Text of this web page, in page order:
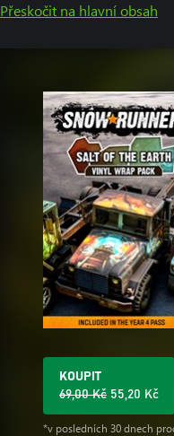
Přeskočit na hlavní obsah
KOUPIT
69,00 Kč 55,20 Kč
*v posledních 30 dnech